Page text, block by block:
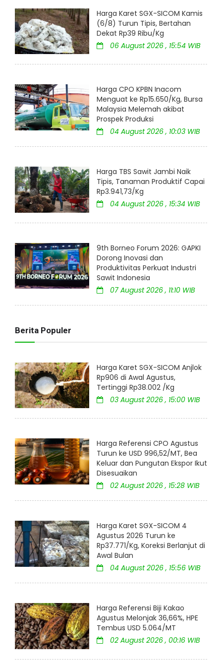
Harga Karet SGX-SICOM Kamis
(6/8) Turun Tipis, Bertahan
Dekat Rp39 Ribu/Kg
06 August 2026 , 15:54 WIB
Harga CPO KPBN Inacom
Menguat ke Rp15.650/Kg, Bursa
Malaysia Melemah akibat
Prospek Produksi
04 August 2026 , 10:03 WIB
Harga TBS Sawit Jambi Naik
Tipis, Tanaman Produktif Capai
Rp3.941,73/Kg
04 August 2026 , 15:34 WIB
9th Borneo Forum 2026: GAPKI
Dorong Inovasi dan
Produktivitas Perkuat Industri
Sawit Indonesia
07 August 2026 , 11:10 WIB
Berita Populer
Harga Karet SGX-SICOM Anjlok
Rp906 di Awal Agustus,
Tertinggi Rp38.002 /Kg
03 August 2026 , 15:00 WIB
Harga Referensi CPO Agustus
Turun ke USD 996,52/MT, Bea
Keluar dan Pungutan Ekspor Ikut
Disesuaikan
02 August 2026 , 15:28 WIB
Harga Karet SGX-SICOM 4
Agustus 2026 Turun ke
Rp37.771/Kg, Koreksi Berlanjut di
Awal Bulan
04 August 2026 , 15:56 WIB
Harga Referensi Biji Kakao
Agustus Melonjak 36,66%, HPE
Tembus USD 5.064/MT
02 August 2026 , 00:16 WIB